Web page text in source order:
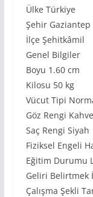
Ülke Türkiye
Şehir Gaziantep
İlçe Şehitkâmil
Genel Bilgiler
Boyu 1.60 cm
Kilosu 50 kg
Vücut Tipi
Göz Rengi Kahve
Saç Rengi Siyah
Fiziksel Engeli
Eğitim Durumu
Geliri Belirtmek
Çalışma Şekli